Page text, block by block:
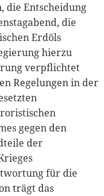
die Entscheidung
die
Erdöls
hierzu
verpflichtet
Regelungen in der
gegen den
der
für die
trägt das